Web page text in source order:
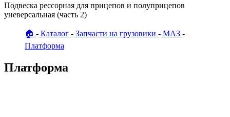
Подвеска рессорная для прицепов и полуприцепов
уневерсальная (часть 2)
🏠 Каталог Запчасти на грузовики
МАЗ
Платформа
Платформа